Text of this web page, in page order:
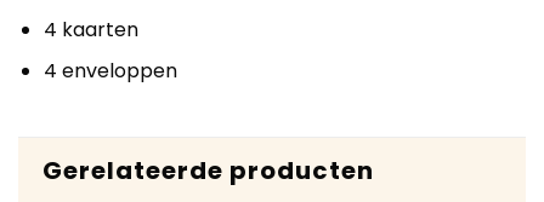
4 kaarten
4 enveloppen
Gerelateerde producten